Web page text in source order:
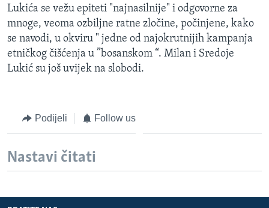
Lukića se vežu epiteti "najnasilnije" i odgovorne za
mnoge, veoma ozbiljne ratne zločine, počinjene, kako
se navodi, u okviru " jedne od najokrutnijih kampanja
etničkog čišćenja u ”bosanskom “. Milan i Sredoje
Lukić su još uvijek na slobodi.
Podijeli Follow us
Nastavi čitati